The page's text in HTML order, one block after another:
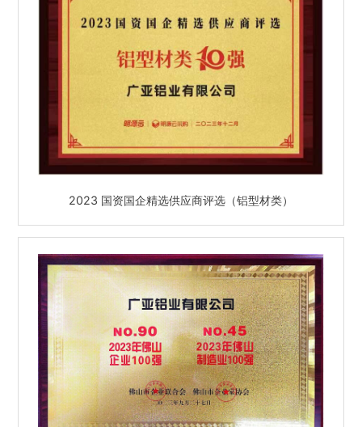
2023 国资国企精选供应商评选（铝型材类）